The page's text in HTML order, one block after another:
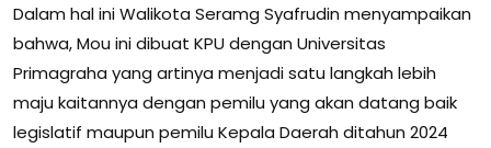
Dalam hal ini Walikota Seramg Syafrudin menyampaikan
bahwa, Mou ini dibuat KPU dengan Universitas
Primagraha yang artinya menjadi satu langkah lebih
maju kaitannya dengan pemilu yang akan datang baik
legislatif maupun pemilu Kepala Daerah ditahun 2024